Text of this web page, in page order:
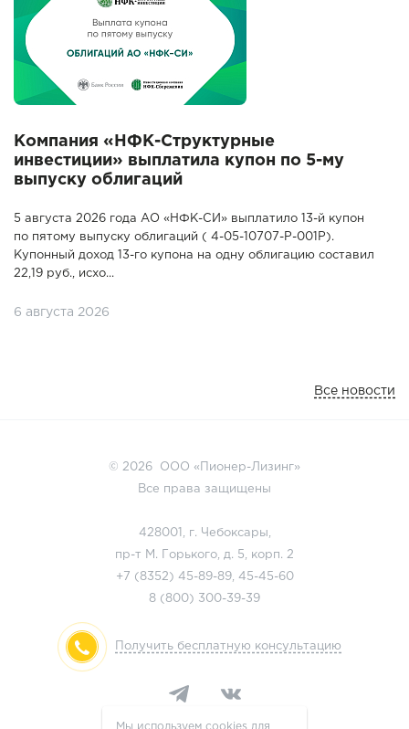
Компания «НФК-Структурные
инвестиции» выплатила купон по 5-му
выпуску облигаций
5 августа 2026 года АО «НФК-СИ» выплатило 13-й купон
по пятому выпуску облигаций ( 4-05-10707-P-001P).
Купонный доход 13-го купона на одну облигацию составил
22,19 руб., исхо...
6 августа 2026
Все новости
© 2026 ООО «Пионер-Лизинг»
Все права защищены
428001, г. Чебоксары,
пр-т М. Горького, д. 5, корп. 2
+7 (8352) 45-89-89, 45-45-60
8 (800) 300-39-39
Получить бесплатную консультацию
Мы используем cookies для